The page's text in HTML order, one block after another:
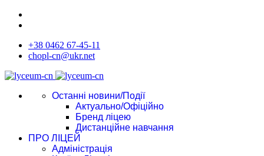
+38 0462 67-45-11
chopl-cn@ukr.net
Останні новини/Події
Актуально/Офіційно
Бренд ліцею
Дистанційне навчання
ПРО ЛІЦЕЙ
Адміністрація